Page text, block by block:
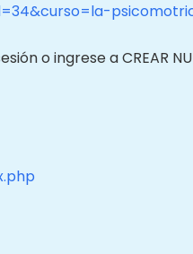
o ingrese a CREAR